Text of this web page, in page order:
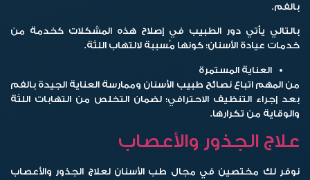
بالفم.
بالتالي يأتي دور الطبيب في إصلاح هذه المشكلات كخدمة من
خدمات عيادة الأسنان؛ كونها مُسببة لالتهاب اللثة.
العناية المستمرة
من المهم اتباع نصائح طبيب الأسنان وممارسة العناية الجيدة بالفم
بعد إجراء التنظيف الاحترافي؛ لضمان التخلص من التهابات اللثة
والوقاية من تكرارها.
علاج الجذور والأعصاب
نوفر لك مختصين في مجال طب الأسنان لعلاج الجذور والأعصاب